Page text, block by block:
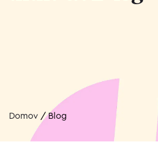
Domov /Blog